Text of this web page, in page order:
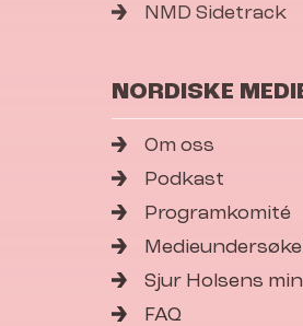
NMD Sidetrack
NORDISKE
Om oss
Podkast
Programkomité
Sjur Holsens
FAQ